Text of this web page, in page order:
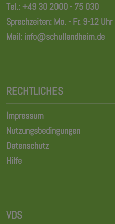
Tel.:+49 30 2000 - 75 030
Sprechzeiten: Mo. - Fr. 9-12 Uhr
Mail: info@schullandheim.de
RECHTLICHES
Impressum
Nutzungsbedingungen
Datenschutz
Hilfe
VDS